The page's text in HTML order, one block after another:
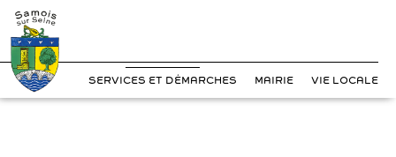
?>
Skip
to
content
SERVICES ET DÉMARCHES MAIRIE VIE LOCALE
Cookies management panel